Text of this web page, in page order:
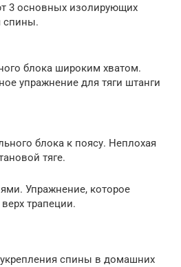
3 основных изолирующих
спины.
блока широким хватом.
упражнение для тяги штанги
блока к поясу. Неплохая
тяге.
Упражнение, которое
трапеции.
спины в домашних